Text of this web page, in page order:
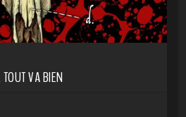
VA BIEN